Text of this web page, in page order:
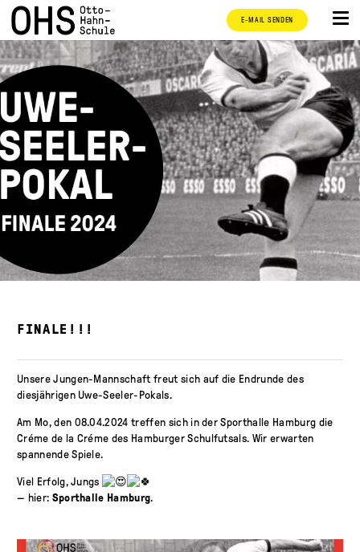
E-MAIL SENDEN
FINALE!!!
Unsere Jungen-Mannschaft freut sich auf die Endrunde des
diesjährigen Uwe-Seeler-Pokals.
Am Mo, den 08.04.2024 treffen sich in der Sporthalle Hamburg die
Créme de la Créme des Hamburger Schulfutsals. Wir erwarten
spannende Spiele.
Viel Erfolg, Jungs
— hier: Sporthalle Hamburg.